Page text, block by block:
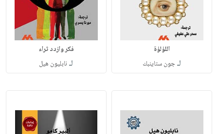
اللؤلؤة
لـجون ستاينبك
فكر وازدد ثراء
لـ نابليون هيل